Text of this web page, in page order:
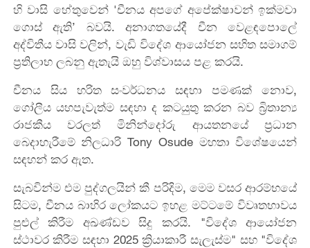
හි වාසි හේතුවෙන් 'චීනය අපගේ අපේක්ෂාවන් ඉක්මවා
ගොස් ඇති’ බවයි. අනාගතයේදී චීන වෙළඳපොලේ
අද්විතීය වාසි වලින්, වැඩි විදේශ ආයෝජන සහිත සමාගම්
ප්‍රතිලාභ ලබනු ඇතැයි ඔහු විශ්වාසය පළ කරයි.
චීනය සිය හරිත සංවර්ධනය සඳහා පමණක් නොව,
ගෝලීය යහපැවැත්ම සඳහා ද කටයුතු කරන බව බ්‍රිතාන්‍ය
රාජකීය වරලත් මිනින්දෝරු ආයතනයේ ප්‍රධාන
බෙදාහැරීමේ නිලධාරි Tony Osude මහතා විශේෂයෙන්
සඳහන් කර ඇත.
සැබවින්ම එම පුද්ගලයින් කී පරිදිම, මෙම වසර ආරම්භයේ
සිටම, චීනය බාහිර ලෝකයට ඉහළ මට්ටමේ විවෘතභාවය
පුළුල් කිරීම අඛණ්ඩව සිදු කරයි. "විදේශ ආයෝජන
ස්ථාවර කිරීම සඳහා 2025 ක්‍රියාකාරී සැලැස්ම" සහ "විදේශ